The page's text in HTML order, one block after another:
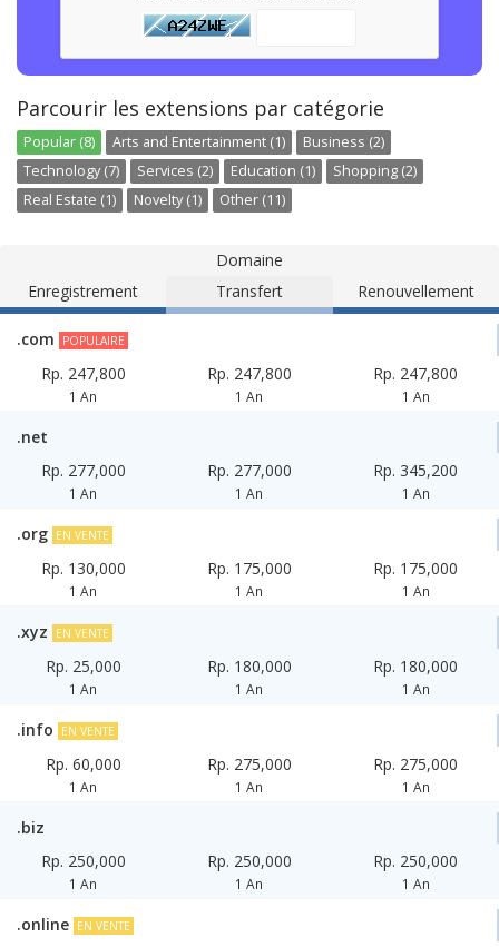
Parcourir les extensions par catégorie
Popular (8) Arts and Entertainment (1)
Business (2)
Technology (7)
Services (2) Education (1)
Shopping (2)
Real Estate (1)
Novelty (1) Other (11)
Domaine
Enregistrement
Transfert Renouvellement
.com POPULAIRE
Rp. 247,800
1 An
Rp. 247,800
1 An
Rp. 247,800
1 An
.net
Rp. 277,000
1 An
Rp. 277,000
1 An
Rp. 345,200
1 An
.org EN VENTE
Rp. 130,000
1 An
Rp. 175,000
1 An
Rp. 175,000
1 An
.xyz EN VENTE
Rp. 25,000
1 An
Rp. 180,000
1 An
Rp. 180,000
1 An
.info EN VENTE
Rp. 60,000
1 An
Rp. 275,000
1 An
Rp. 275,000
1 An
.biz
Rp. 250,000
1 An
Rp. 250,000
1 An
Rp. 250,000
1 An
.online EN VENTE